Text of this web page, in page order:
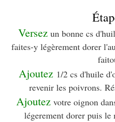
Versezun bonne cs
faites-y légèrement dorer
Ajoutez 1/2 cs d'huile
revenir les poivrons.
Ajoutezvotre oignon
légerement dorer puis le